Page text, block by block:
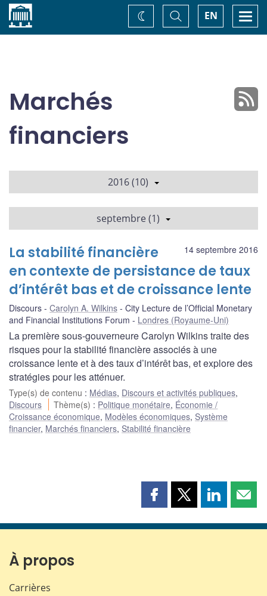
Accueil EN
Basculer
la
recherche
Changez
de
Marchés
financiers
2016 (10)
septembre (1)
14 septembre 2016
La stabilité financière
en contexte de persistance de taux
d’intérêt bas et de croissance lente
Discours Carolyn A. Wilkins
City Lecture de l’Official Monetary
and Financial Institutions Forum
Londres (Royaume-Uni)
La première sous-gouverneure Carolyn Wilkins traite des
risques pour la stabilité financière associés à une
croissance lente et à des taux d’intérêt bas, et explore des
stratégies pour les atténuer.
Type(s) de contenu : Médias, Discours et activités publiques,
Discours
Thème(s) : Politique monétaire, Économie /
Croissance économique, Modèles économiques, Système
financier, Marchés financiers, Stabilité financière
Partager
page
Partager
page
Partager
page page
À propos
Carrières